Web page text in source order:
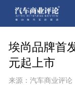
埃尚品牌首
元起上市
来源：汽车商业评